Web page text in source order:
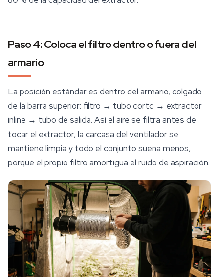
Paso 4: Coloca el filtro dentro o fuera del
armario
La posición estándar es dentro del armario, colgado
de la barra superior: filtro → tubo corto → extractor
inline → tubo de salida. Así el aire se filtra antes de
tocar el extractor, la carcasa del ventilador se
mantiene limpia y todo el conjunto suena menos,
porque el propio filtro amortigua el ruido de aspiración.